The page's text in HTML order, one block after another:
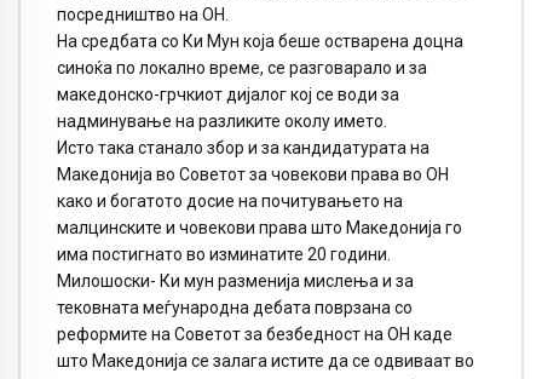
посредништво на ОН.
На средбата со Ки Мун која беше остварена доцна
синоќа по локално време, се разговарало и за
македонско-грчкиот дијалог кој се води за
надминување на разликите околу името.
Исто така станало збор и за кандидатурата на
Македонија во Советот за човекови права во ОН
како и богатото досие на почитувањето на
малцинските и човекови права што Македонија го
има постигнато во изминатите 20 години.
Милошоски- Ки мун разменија мислења и за
тековната меѓународна дебата поврзана со
реформите на Советот за безбедност на ОН каде
што Македонија се залага истите да се одвиваат во